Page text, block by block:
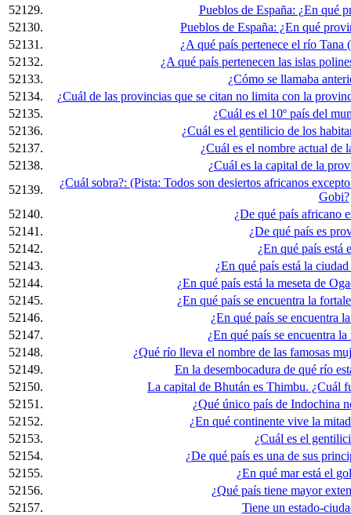
52129.
Pueblos de España: ¿En qué
52130.
Pueblos de España: ¿En qué
52131.
¿A qué país pertenece el río
52132.
¿A qué país pertenecen las islas
52133.
¿Cómo se llamaba
52134.
¿Cuál de las provincias que se citan no limita con la
52135.
¿Cuál es el 10º país del
52136.
¿Cuál es el gentilicio de los
52137.
¿Cuál es el nombre actual de
52138.
¿Cuál es la capital de la
52139.
¿Cuál sobra?: (Pista: Todos son desiertos africanos
Gobi?
52140.
¿De qué país africano
52141.
¿De qué país es
52142.
¿En qué país está
52143.
¿En qué país está la
52144.
¿En qué país está la meseta de
52145.
¿En qué país se encuentra la
52146.
¿En qué país se encuentra
52147.
¿En qué país se encuentra
52148.
¿Qué río lleva el nombre de las famosas
52149.
En la desembocadura de qué río
52150.
La capital de Bhután es Thimbu. ¿Cuál
52151.
¿Qué único país de Indochina
52152.
¿En qué continente vive la
52153.
¿Cuál es el
52154.
¿De qué país es una de sus
52155.
¿En qué mar está el
52156.
¿Qué país tiene mayor
52157.
Tiene un estado-